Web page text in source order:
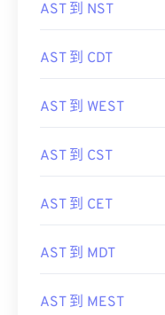
AST 到 NST
AST 到 CDT
AST 到 WEST
AST 到 CST
AST 到 CET
AST 到 MDT
AST 到 MEST